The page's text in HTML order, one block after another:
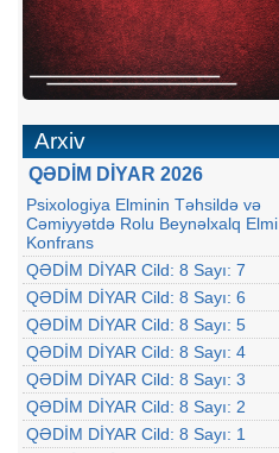
Arxiv
QƏDİM DİYAR 2026
Psixologiya Elminin Təhsildə və
Cəmiyyətdə Rolu Beynəlxalq Elmi
Konfrans
QƏDİM DİYAR Cild: 8 Sayı: 7
QƏDİM DİYAR Cild: 8 Sayı: 6
QƏDİM DİYAR Cild: 8 Sayı: 5
QƏDİM DİYAR Cild: 8 Sayı: 4
QƏDİM DİYAR Cild: 8 Sayı: 3
QƏDİM DİYAR Cild: 8 Sayı: 2
QƏDİM DİYAR Cild: 8 Sayı: 1